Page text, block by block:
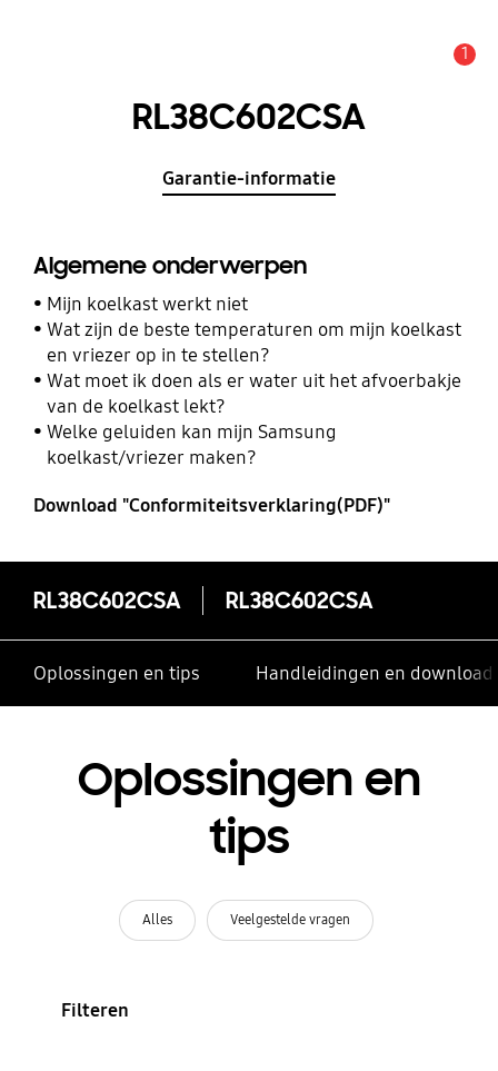
1
RL38C602CSA
Garantie-informatie
Algemene onderwerpen
Mijn koelkast werkt niet
Wat zijn de beste temperaturen om mijn koelkast
en vriezer op in te stellen?
Wat moet ik doen als er water uit het afvoerbakje
van de koelkast lekt?
Welke geluiden kan mijn Samsung
koelkast/vriezer maken?
Download "Conformiteitsverklaring(PDF)"
RL38C602CSA RL38C602CSA
Oplossingen en tips Handleidingen en
Oplossingen en
tips
Alles Veelgestelde vragen
Filteren